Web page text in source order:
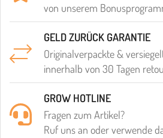
von unserem
GELD ZURÜCK GARANTIE
Originalverpackte &
innerhalb von 30 Tagen
GROW HOTLINE
Fragen zum Artikel?
Ruf uns an oder verwende